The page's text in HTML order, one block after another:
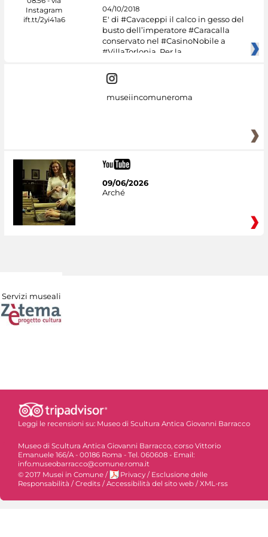
04/10/2018
E' di #Cavaceppi il calco in gesso del
busto dell’imperatore #Caracalla
conservato nel #CasinoNobile a
#VillaTorlonia. Per la
museiincomuneroma
09/06/2026
Arché
Servizi museali
Leggi le recensioni su: Museo di Scultura Antica Giovanni Barracco
Museo di Scultura Antica Giovanni Barracco, corso Vittorio
Emanuele 166/A - 00186 Roma - Tel. 060608 - Email:
info.museobarracco@comune.roma.it
© 2017 Musei in Comune / Privacy / Esclusione delle
Responsabilità / Credits / Accessibilità del sito web / XML-rss